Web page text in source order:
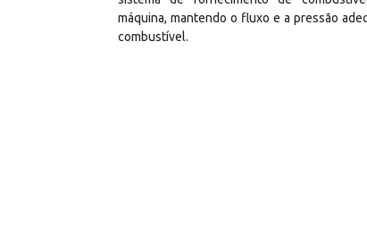
máquina, mantendo o fluxo e a pressão
combustível.